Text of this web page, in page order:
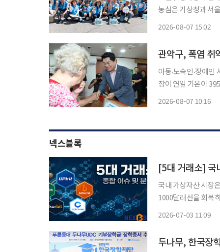
농심은 기상청과 서
2026-08-07 15:02
관악구, 폭염 취
아동‧노숙인‧장애인 시설부
장이 연일 기온이 39
2026-08-07 10:16
넥스블록
국내 가상자산 시장
1000달러선을 회복
2026-07-03 11:09
두나무, 한국장